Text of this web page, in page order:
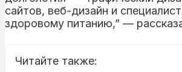
сайтов, веб-дизайн и
здоровому питанию,” —
Читайте также: